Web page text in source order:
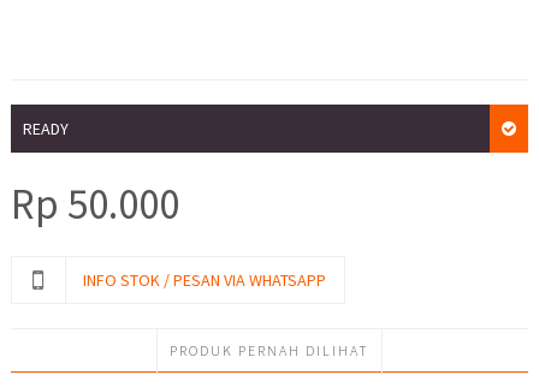
READY
Rp 50.000
INFO STOK / PESAN VIA WHATSAPP
PRODUK PERNAH DILIHAT